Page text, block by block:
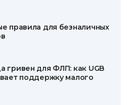
правила для безналичных
гривен для ФЛП: как UGB
поддержку малого